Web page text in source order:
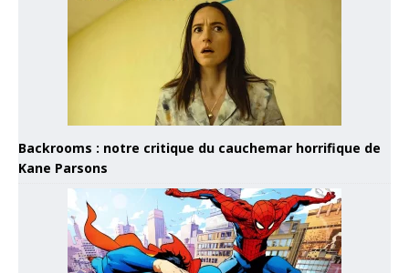
Backrooms : notre critique du cauchemar horrifique de
Kane Parsons